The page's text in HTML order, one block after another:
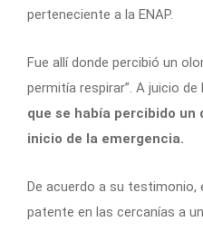
perteneciente a la ENAP.
Fue allí donde percibió un
permitía respirar”. A juicio
que se había percibido un
inicio de la emergencia.
De acuerdo a su testimonio,
patente en las cercanías a